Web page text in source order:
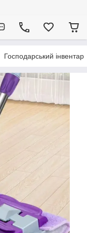
Господарський інвентар